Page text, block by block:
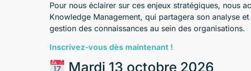
Pour nous éclairer sur ces enjeux stratégiques, nous
Knowledge Management, qui partagera son analyse
gestion des connaissances au sein des organisations.
Inscrivez-vous dès maintenant !
Mardi 13 octobre 2026